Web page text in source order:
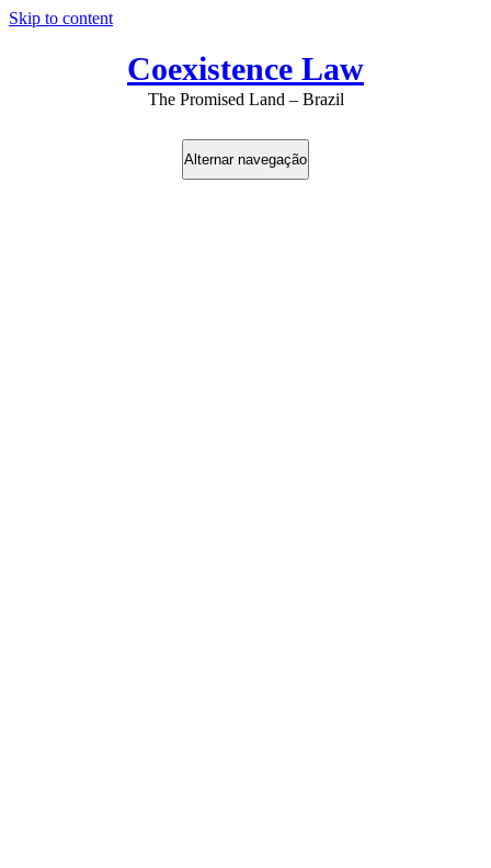
Skip to content
Coexistence Law
The Promised Land – Brazil
Alternar navegação